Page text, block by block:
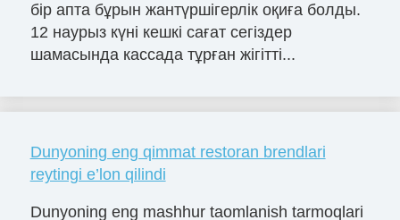
бір апта бұрын жантүршігерлік оқиға болды.
12 наурыз күні кешкі сағат сегіздер
шамасында кассада тұрған жігітті...
Dunyoning eng qimmat restoran brendlari
reytingi e’lon qilindi
Dunyoning eng mashhur taomlanish tarmoqlari